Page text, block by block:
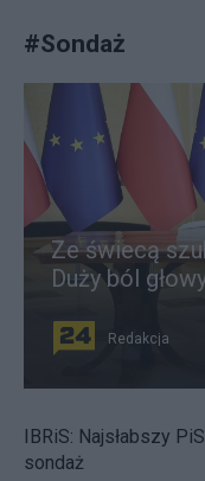
#Sondaż
Ze świecą
Duży ból
Redakcja
IBRiS: Najsłabszy
sondaż